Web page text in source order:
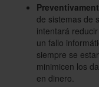
de sistemas de
intentará
un fallo
siempre se
minimicen los
en dinero.